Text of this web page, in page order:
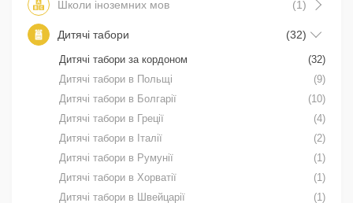
Школи іноземних мов (1)
Дитячі табори (32)
Дитячі табори за кордоном
(32)
Дитячі табори в Польщі
(9)
Дитячі табори в Болгарії
(10)
Дитячі табори в Греції
(4)
Дитячі табори в Італії
(2)
Дитячі табори в Румунії
(1)
Дитячі табори в Хорватії
(1)
Дитячі табори в Швейцарії
(1)